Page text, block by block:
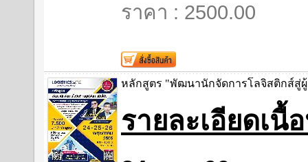
ราคา : 2500.00
หลักสูตร "พัฒนานักจัดการโลจิสติกส์สู่
รายละเอียดเนื้